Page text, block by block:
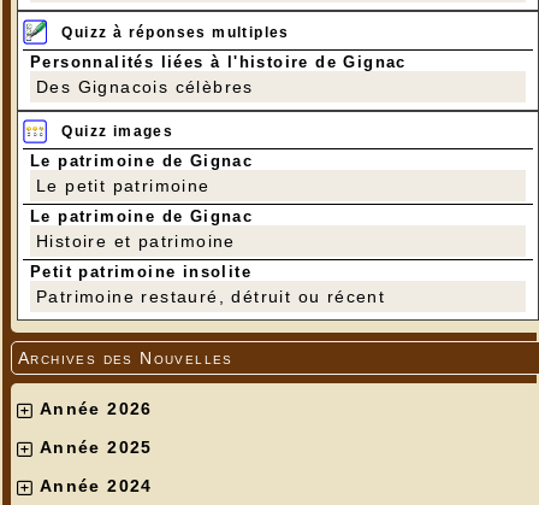
Quizz à réponses multiples
Personnalités liées à l'histoire de Gignac
Des Gignacois célèbres
Quizz images
Le patrimoine de Gignac
Le petit patrimoine
Le patrimoine de Gignac
Histoire et patrimoine
Petit patrimoine insolite
Patrimoine restauré, détruit ou récent
Archives des Nouvelles
Année 2026
Année 2025
Année 2024